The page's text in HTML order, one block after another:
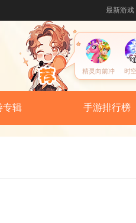
最新游戏
精灵向前冲 时
专辑 手游排行榜